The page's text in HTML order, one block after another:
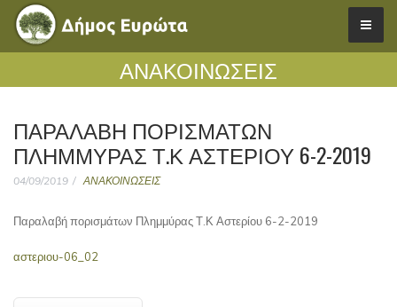
ΑΝΑΚΟΙΝΩΣΕΙΣ
ΠΑΡΑΛΑΒΉ ΠΟΡΙΣΜΆΤΩΝ
ΠΛΗΜΜΎΡΑΣ Τ.Κ ΑΣΤΕΡΊΟΥ 6-2-2019
04/09/2019 ΑΝΑΚΟΙΝΩΣΕΙΣ
Παραλαβή πορισμάτων Πλημμύρας Τ.Κ Αστερίου 6-2-2019
αστεριου-06_02